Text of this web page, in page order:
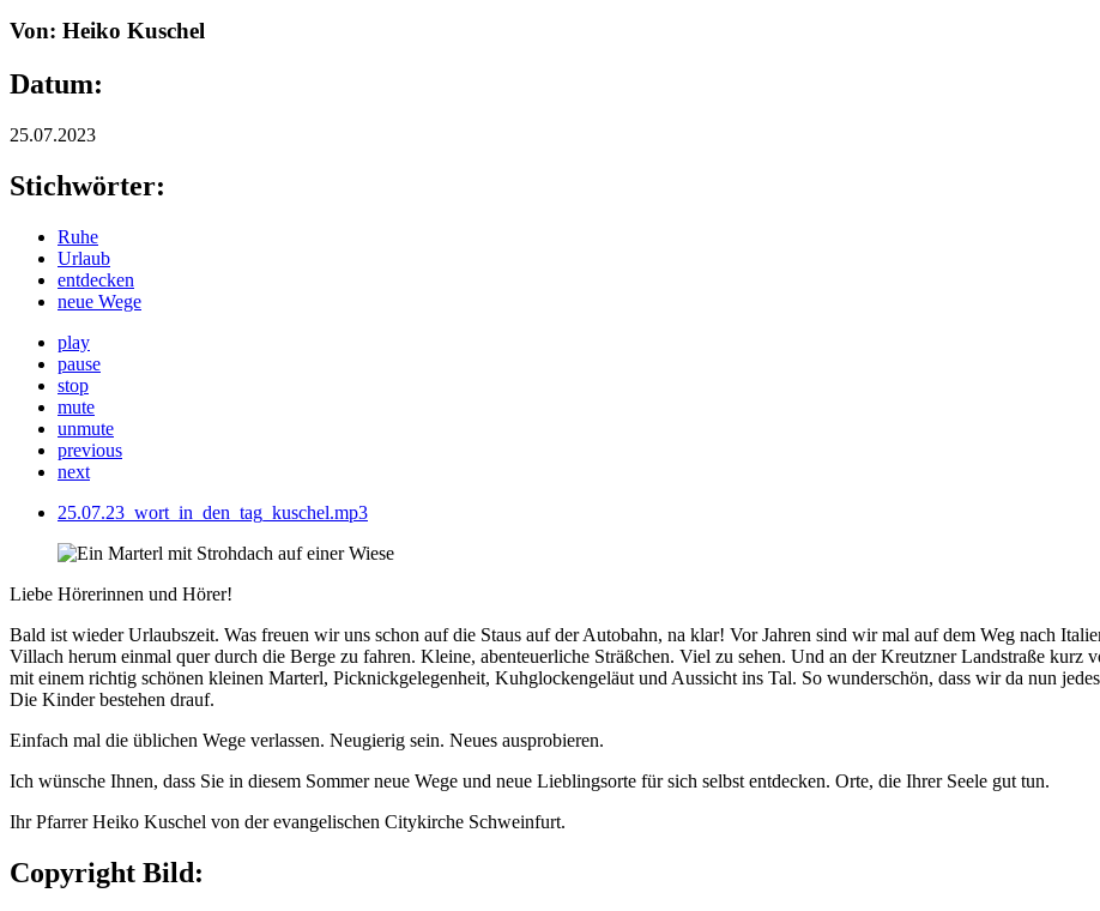
Von: Heiko Kuschel
Datum:
25.07.2023
Stichwörter:
Ruhe
Urlaub
entdecken
neue Wege
play
pause
stop
mute
unmute
previous
next
25.07.23_wort_in_den_tag_kuschel.mp3
Liebe Hörerinnen und Hörer!
Bald ist wieder Urlaubszeit. Was freuen wir uns schon auf die Staus auf der Autobahn, na klar! Vor Jahren sind wir mal auf dem Weg nach
Villach herum einmal quer durch die Berge zu fahren. Kleine, abenteuerliche Sträßchen. Viel zu sehen. Und an der Kreutzner Landstraße kurz
mit einem richtig schönen kleinen Marterl, Picknickgelegenheit, Kuhglockengeläut und Aussicht ins Tal. So wunderschön, dass wir da nun
Die Kinder bestehen drauf.
Einfach mal die üblichen Wege verlassen. Neugierig sein. Neues ausprobieren.
Ich wünsche Ihnen, dass Sie in diesem Sommer neue Wege und neue Lieblingsorte für sich selbst entdecken. Orte, die Ihrer Seele gut tun.
Ihr Pfarrer Heiko Kuschel von der evangelischen Citykirche Schweinfurt.
Copyright Bild: